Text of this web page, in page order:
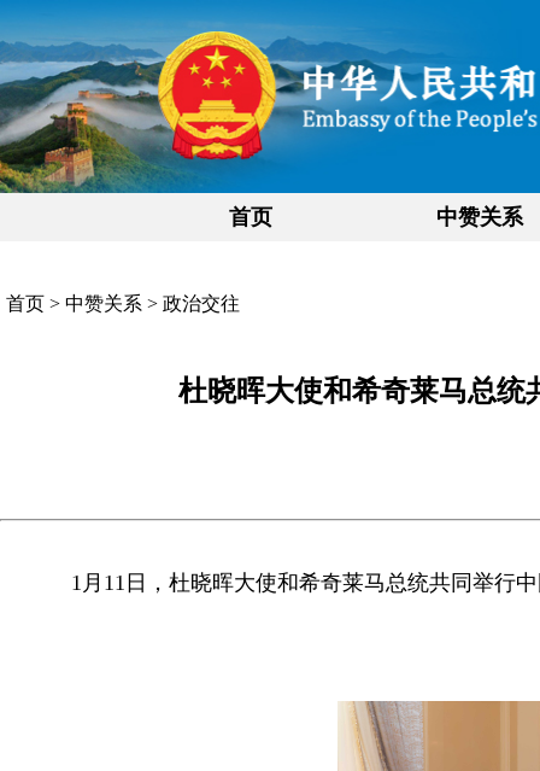
首页 中赞关系
首页 > 中赞关系 > 政治交往
杜晓晖大使和希奇莱马总统
1月11日，杜晓晖大使和希奇莱马总统共同举行